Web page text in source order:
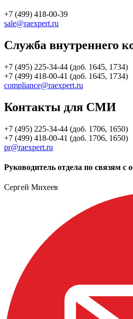
+7 (499) 418-00-39
sale@raexpert.ru
Служба внутреннего
+7 (495) 225-34-44 (доб. 1645, 1734)
+7 (499) 418-00-41 (доб. 1645, 1734)
compliance@raexpert.ru
Контакты для СМИ
+7 (495) 225-34-44 (доб. 1706, 1650)
+7 (499) 418-00-41 (доб. 1706, 1650)
pr@raexpert.ru
Руководитель отдела по связям с
Сергей Михеев